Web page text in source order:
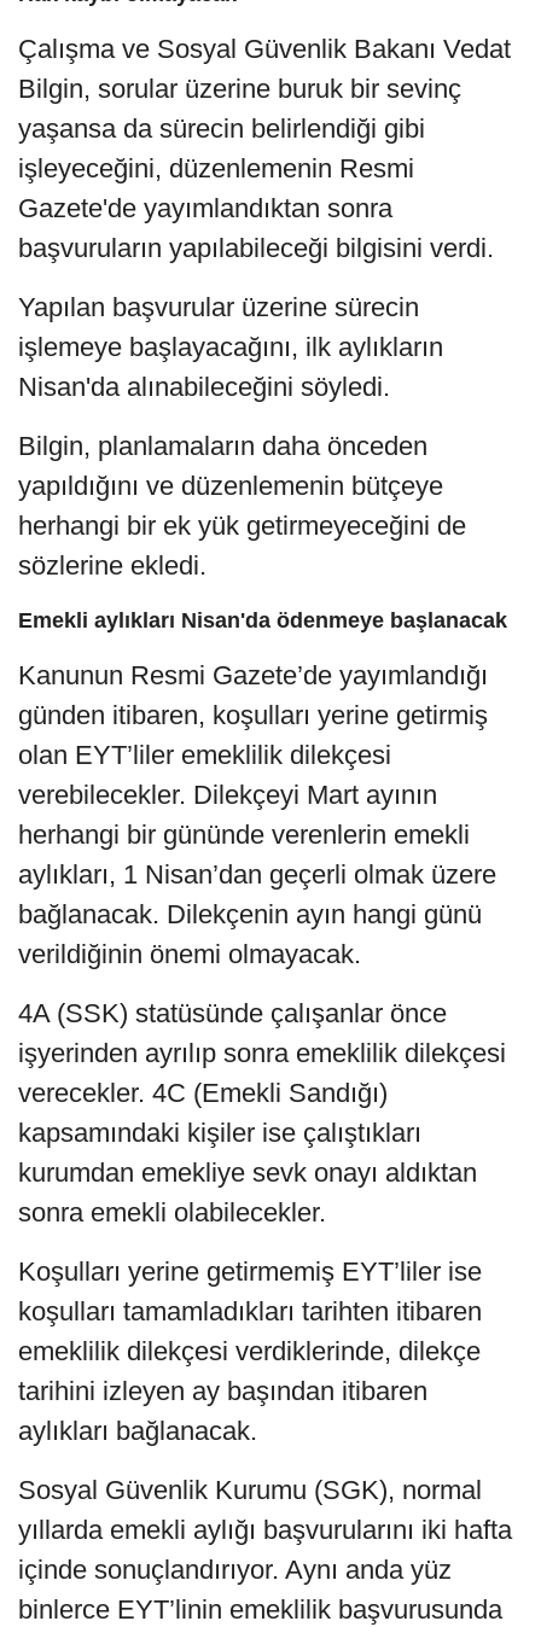
Çalışma ve Sosyal Güvenlik Bakanı Vedat
Bilgin, sorular üzerine buruk bir sevinç
yaşansa da sürecin belirlendiği gibi
işleyeceğini, düzenlemenin Resmi
Gazete'de yayımlandıktan sonra
başvuruların yapılabileceği bilgisini verdi.
Yapılan başvurular üzerine sürecin
işlemeye başlayacağını, ilk aylıkların
Nisan'da alınabileceğini söyledi.
Bilgin, planlamaların daha önceden
yapıldığını ve düzenlemenin bütçeye
herhangi bir ek yük getirmeyeceğini de
sözlerine ekledi.
Emekli aylıkları Nisan'da ödenmeye başlanacak
Kanunun Resmi Gazete’de yayımlandığı
günden itibaren, koşulları yerine getirmiş
olan EYT’liler emeklilik dilekçesi
verebilecekler. Dilekçeyi Mart ayının
herhangi bir gününde verenlerin emekli
aylıkları, 1 Nisan’dan geçerli olmak üzere
bağlanacak. Dilekçenin ayın hangi günü
verildiğinin önemi olmayacak.
4A (SSK) statüsünde çalışanlar önce
işyerinden ayrılıp sonra emeklilik dilekçesi
verecekler. 4C (Emekli Sandığı)
kapsamındaki kişiler ise çalıştıkları
kurumdan emekliye sevk onayı aldıktan
sonra emekli olabilecekler.
Koşulları yerine getirmemiş EYT’liler ise
koşulları tamamladıkları tarihten itibaren
emeklilik dilekçesi verdiklerinde, dilekçe
tarihini izleyen ay başından itibaren
aylıkları bağlanacak.
Sosyal Güvenlik Kurumu (SGK), normal
yıllarda emekli aylığı başvurularını iki hafta
içinde sonuçlandırıyor. Aynı anda yüz
binlerce EYT’linin emeklilik başvurusunda